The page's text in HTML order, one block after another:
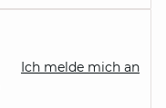
Ich melde mich an